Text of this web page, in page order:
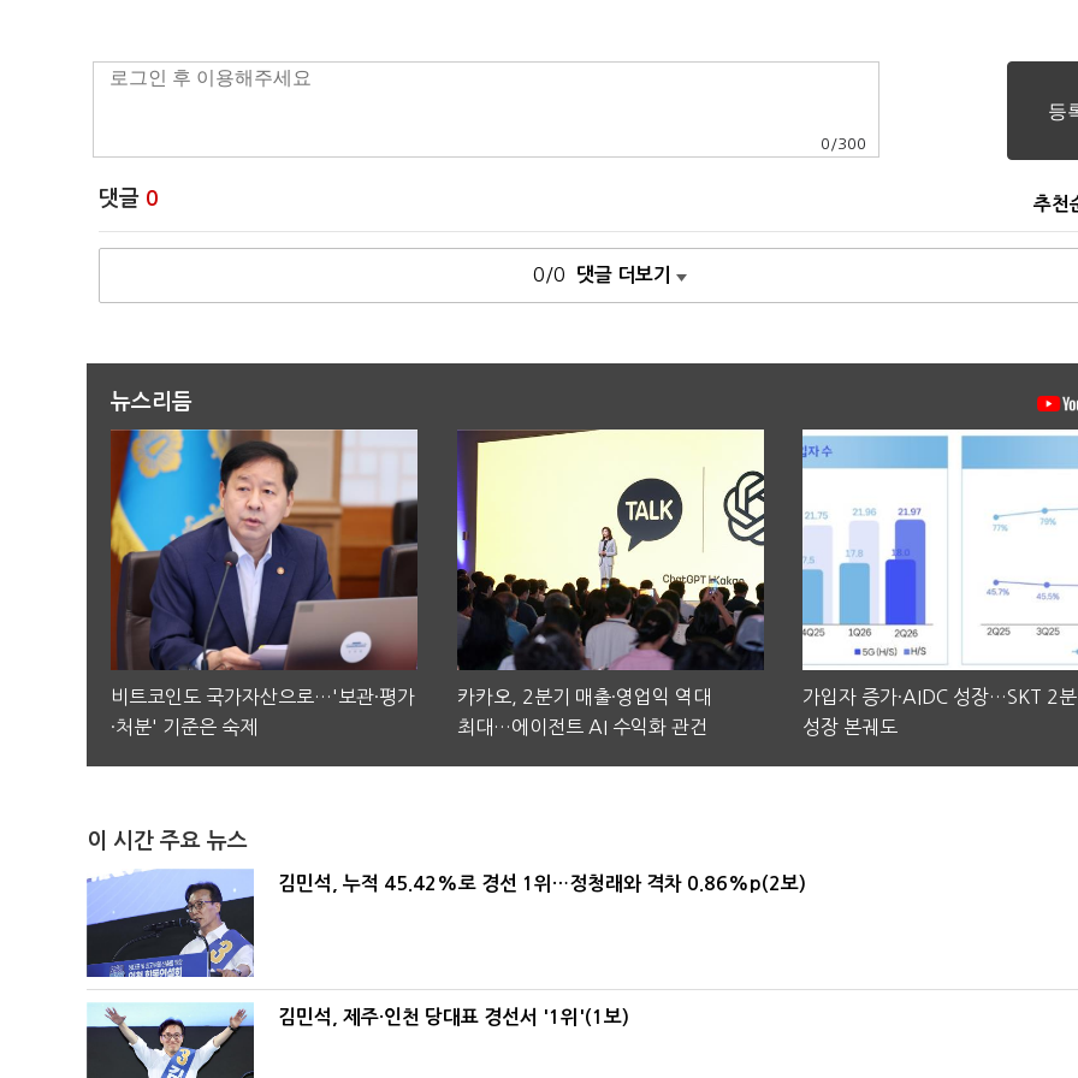
0 /300
댓글 0 추천
0/0 댓글 더보기
뉴스리듬
비트코인도 국가자산으로…'보관·평가
·처분' 기준은 숙제
카카오, 2분기 매출·영업익 역대
최대…에이전트 AI 수익화 관건
가입자 증가·AIDC 성장…SKT 2
성장 본궤도
이 시간 주요 뉴스
김민석, 누적 45.42%로 경선 1위…정청래와 격차 0.86%p(2보)
김민석, 제주·인천 당대표 경선서 '1위'(1보)